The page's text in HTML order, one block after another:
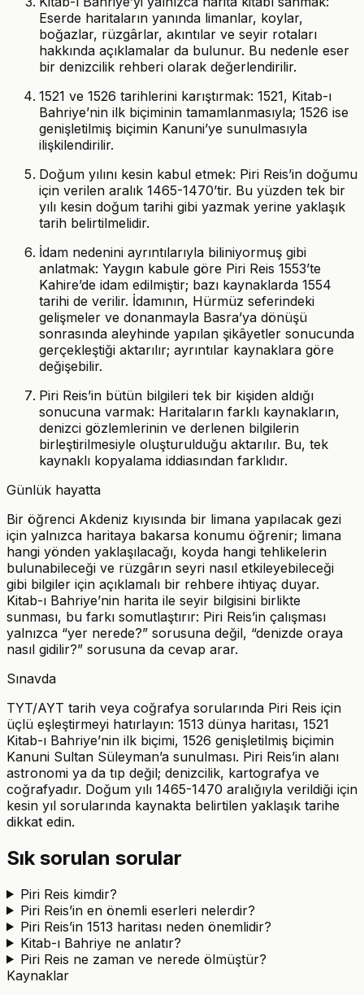
Eserde haritaların yanında limanlar, koylar,
boğazlar, rüzgârlar, akıntılar ve seyir rotaları
hakkında açıklamalar da bulunur. Bu nedenle eser
bir denizcilik rehberi olarak değerlendirilir.
1521 ve 1526 tarihlerini karıştırmak: 1521, Kitab-ı
Bahriye’nin ilk biçiminin tamamlanmasıyla; 1526 ise
genişletilmiş biçimin Kanuni’ye sunulmasıyla
ilişkilendirilir.
Doğum yılını kesin kabul etmek: Piri Reis’in doğumu
için verilen aralık 1465-1470’tir. Bu yüzden tek bir
yılı kesin doğum tarihi gibi yazmak yerine yaklaşık
tarih belirtilmelidir.
İdam nedenini ayrıntılarıyla biliniyormuş gibi
anlatmak: Yaygın kabule göre Piri Reis 1553’te
Kahire’de idam edilmiştir; bazı kaynaklarda 1554
tarihi de verilir. İdamının, Hürmüz seferindeki
gelişmeler ve donanmayla Basra’ya dönüşü
sonrasında aleyhinde yapılan şikâyetler sonucunda
gerçekleştiği aktarılır; ayrıntılar kaynaklara göre
değişebilir.
Piri Reis’in bütün bilgileri tek bir kişiden aldığı
sonucuna varmak: Haritaların farklı kaynakların,
denizci gözlemlerinin ve derlenen bilgilerin
birleştirilmesiyle oluşturulduğu aktarılır. Bu, tek
kaynaklı kopyalama iddiasından farklıdır.
Günlük hayatta
Bir öğrenci Akdeniz kıyısında bir limana yapılacak gezi
için yalnızca haritaya bakarsa konumu öğrenir; limana
hangi yönden yaklaşılacağı, koyda hangi tehlikelerin
bulunabileceği ve rüzgârın seyri nasıl etkileyebileceği
gibi bilgiler için açıklamalı bir rehbere ihtiyaç duyar.
Kitab-ı Bahriye’nin harita ile seyir bilgisini birlikte
sunması, bu farkı somutlaştırır: Piri Reis’in çalışması
yalnızca “yer nerede?” sorusuna değil, “denizde oraya
nasıl gidilir?” sorusuna da cevap arar.
Sınavda
TYT/AYT tarih veya coğrafya sorularında Piri Reis için
üçlü eşleştirmeyi hatırlayın: 1513 dünya haritası, 1521
Kitab-ı Bahriye’nin ilk biçimi, 1526 genişletilmiş biçimin
Kanuni Sultan Süleyman’a sunulması. Piri Reis’in alanı
astronomi ya da tıp değil; denizcilik, kartografya ve
coğrafyadır. Doğum yılı 1465-1470 aralığıyla verildiği için
kesin yıl sorularında kaynakta belirtilen yaklaşık tarihe
dikkat edin.
Sık sorulan sorular
Piri Reis kimdir?
Piri Reis’in en önemli eserleri nelerdir?
Piri Reis’in 1513 haritası neden önemlidir?
Kitab-ı Bahriye ne anlatır?
Piri Reis ne zaman ve nerede ölmüştür?
Kaynaklar